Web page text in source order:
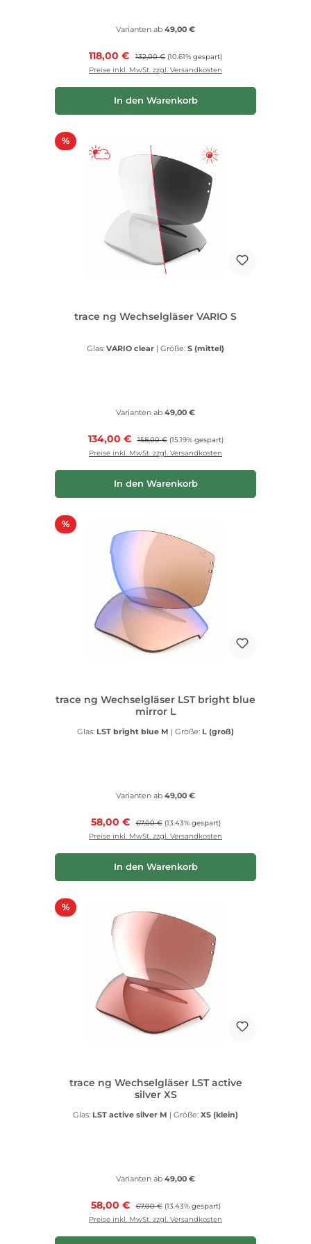
Varianten ab 49,00 €
Verkaufspreis:
118,00 € Regulärer Preis:
132,00 € (10.61% gespart)
Preise inkl. MwSt. zzgl. Versandkosten
In den Warenkorb
%Rabatt
trace ng Wechselgläser VARIO S
Glas: VARIO clear | Größe: S (mittel)
Varianten ab 49,00 €
Verkaufspreis:
134,00 € Regulärer Preis:
158,00 € (15.19% gespart)
Preise inkl. MwSt. zzgl. Versandkosten
In den Warenkorb
%Rabatt
trace ng Wechselgläser LST bright blue
mirror L
Glas: LST bright blue M | Größe: L (groß)
Varianten ab 49,00 €
Verkaufspreis:
58,00 € Regulärer Preis:
67,00 € (13.43% gespart)
Preise inkl. MwSt. zzgl. Versandkosten
In den Warenkorb
%Rabatt
trace ng Wechselgläser LST active
silver XS
Glas: LST active silver M | Größe: XS (klein)
Varianten ab 49,00 €
Verkaufspreis:
58,00 € Regulärer Preis:
67,00 € (13.43% gespart)
Preise inkl. MwSt. zzgl. Versandkosten